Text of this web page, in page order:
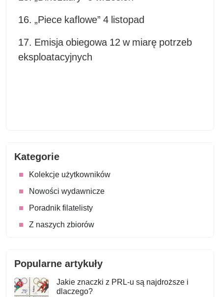
16. „Piece kaflowe” 4 listopad
17. Emisja obiegowa 12 w miarę potrzeb
eksploatacyjnych
Kategorie
Kolekcje użytkowników
Nowości wydawnicze
Poradnik filatelisty
Z naszych zbiorów
Popularne artykuły
Jakie znaczki z PRL-u są najdroższe i
dlaczego?